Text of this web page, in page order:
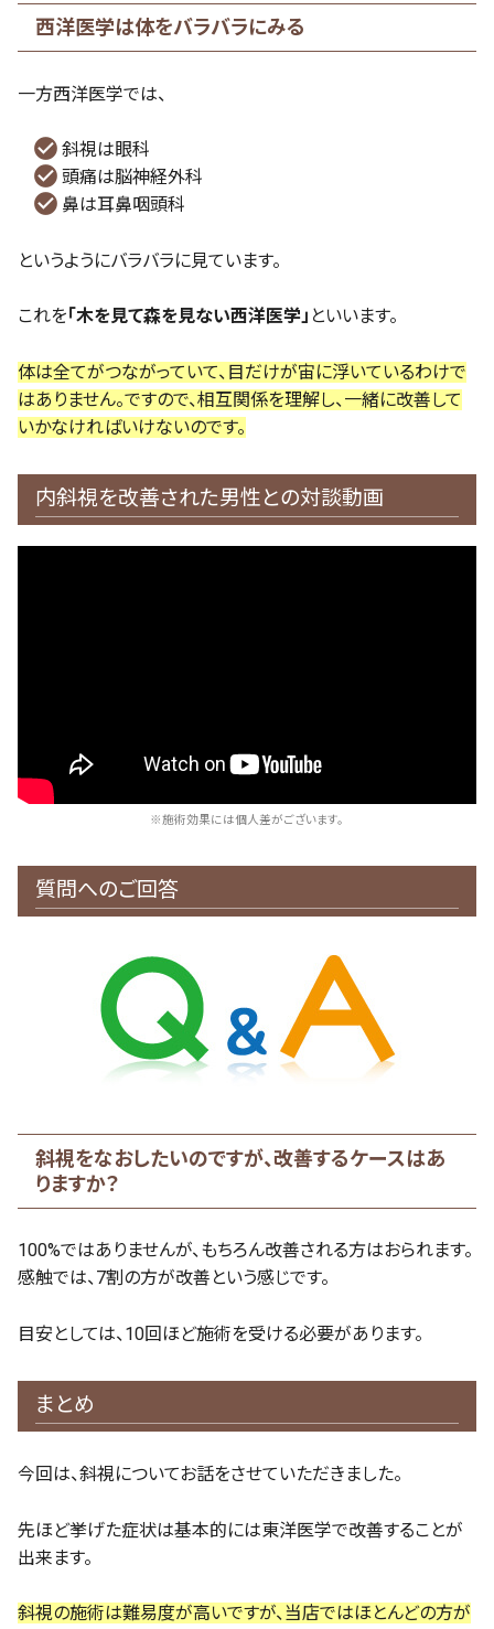
西洋医学は体をバラバラにみる
一方西洋医学では、
斜視は眼科
頭痛は脳神経外科
鼻は耳鼻咽頭科
というようにバラバラに見ています。
これを「木を見て森を見ない西洋医学」 といいます。
体は全てがつながっていて、目だけが宙に浮いているわけで
はありません。ですので、相互関係を理解し、一緒に改善して
いかなければいけないのです。
内斜視を改善された男性との対談動画
※施術効果には個人差がございます。
質問へのご回答
斜視をなおしたいのですが、改善するケースはあ
りますか？
100%ではありませんが、もちろん改善される方はおられます。
感触では、7割の方が改善という感じです。
目安としては、10回ほど施術を受ける必要があります。
まとめ
今回は、斜視についてお話をさせていただきました。
先ほど挙げた症状は基本的には東洋医学で改善することが
出来ます。
斜視の施術は難易度が高いですが、当店ではほとんどの方が